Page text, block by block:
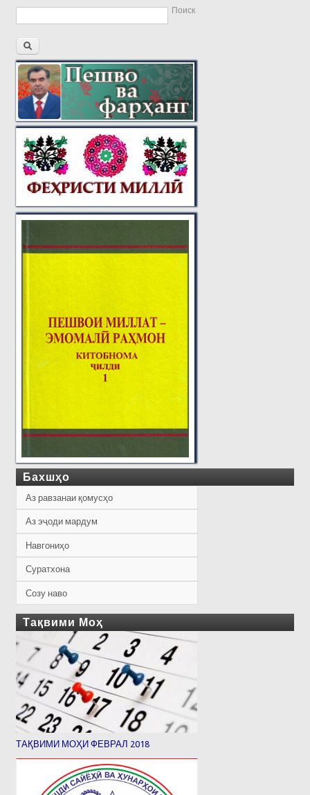
Поиск
Бахшҳо
Аз равзанаи қомусҳо
Аз эҷоди мардум
Навгониҳо
Суратхона
Созу наво
Тақвими Моҳ
ТАҚВИМИ МОҲИ ФЕВРАЛ 2018